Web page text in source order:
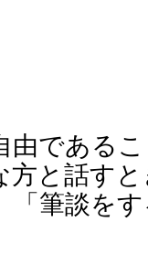
由である
方と話す
「筆談を